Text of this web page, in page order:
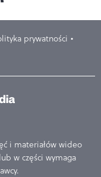
prywatności
i materiałów wideo
w części wymaga